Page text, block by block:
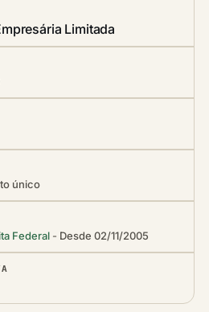
Limitada
único
Federal Desde 02/11/2005